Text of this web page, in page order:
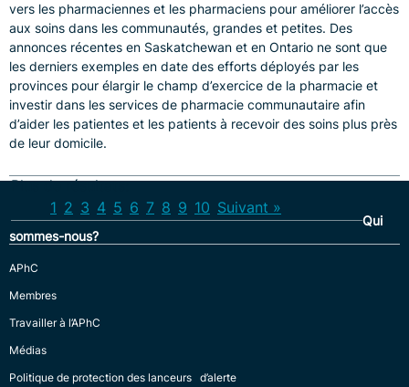
vers les pharmaciennes et les pharmaciens pour améliorer l’accès
aux soins dans les communautés, grandes et petites. Des
annonces récentes en Saskatchewan et en Ontario ne sont que
les derniers exemples en date des efforts déployés par les
provinces pour élargir le champ d’exercice de la pharmacie et
investir dans les services de pharmacie communautaire afin
d’aider les patientes et les patients à recevoir des soins plus près
de leur domicile.
Plus de résultats:
1 2 3 4 5 6 7 8 9 10 Suivant »
Qui
sommes-nous?
APhC
Membres
Travailler à l’APhC
Médias
Politique de protection des lanceurs d’alerte